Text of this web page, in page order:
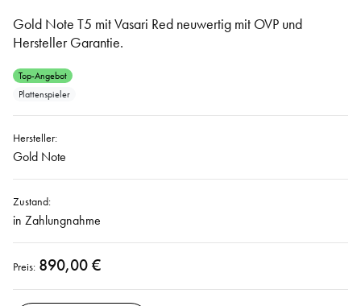
Gold Note T5 mit Vasari Red neuwertig mit OVP und
Hersteller Garantie.
Top-Angebot
Plattenspieler
Hersteller:
Gold Note
Zustand:
in Zahlungnahme
Preis: 890,00 €